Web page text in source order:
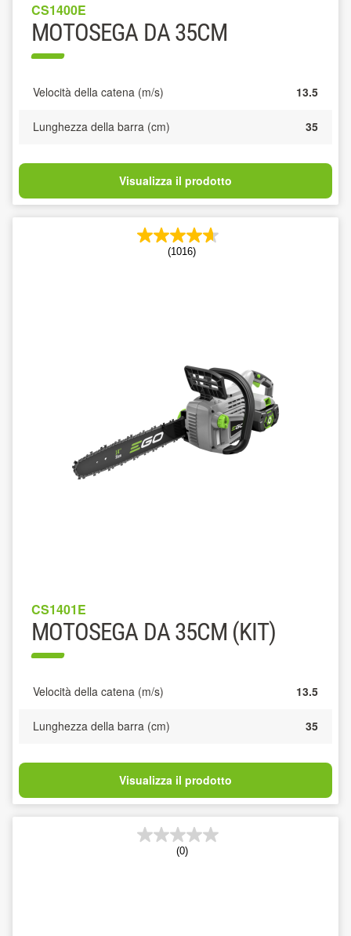
CS1400E
MOTOSEGA DA 35CM
Velocità della catena (m/s) 13.5
Lunghezza della barra (cm) 35
Visualizza il prodotto
(1016)
CS1401E
MOTOSEGA DA 35CM (KIT)
Velocità della catena (m/s) 13.5
Lunghezza della barra (cm) 35
Visualizza il prodotto
(0)